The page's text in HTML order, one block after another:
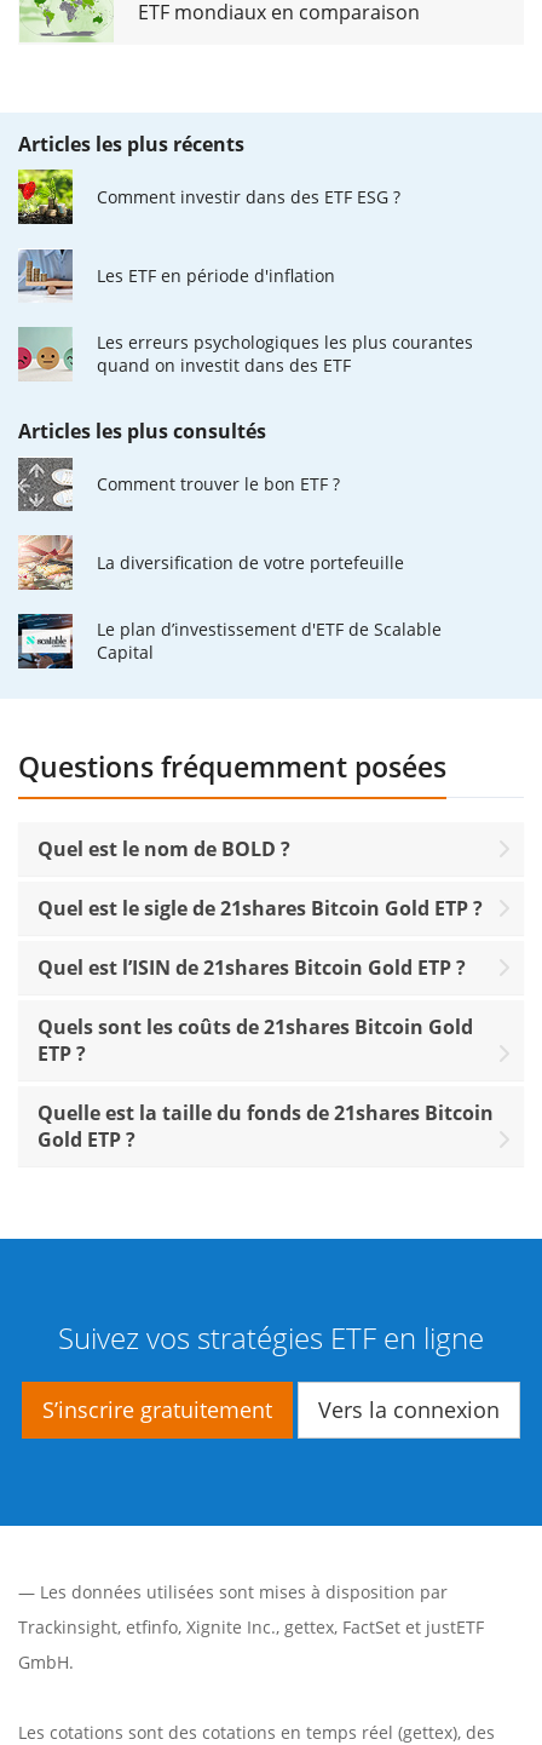
ETF mondiaux en comparaison
Articles les plus récents
Comment investir dans des ETF ESG ?
Les ETF en période d'inflation
Les erreurs psychologiques les plus courantes
quand on investit dans des ETF
Articles les plus consultés
Comment trouver le bon ETF ?
La diversification de votre portefeuille
Le plan d’investissement d'ETF de Scalable
Capital
Questions fréquemment posées
Quel est le nom de BOLD ?
Quel est le sigle de 21shares Bitcoin Gold ETP ?
Quel est l’ISIN de 21shares Bitcoin Gold ETP ?
Quels sont les coûts de 21shares Bitcoin Gold
ETP ?
Quelle est la taille du fonds de 21shares Bitcoin
Gold ETP ?
Suivez vos stratégies ETF en ligne
S’inscrire gratuitement Vers la connexion
— Les données utilisées sont mises à disposition par
Trackinsight, etfinfo, Xignite Inc., gettex, FactSet et justETF
GmbH.
Les cotations sont des cotations en temps réel (gettex), des